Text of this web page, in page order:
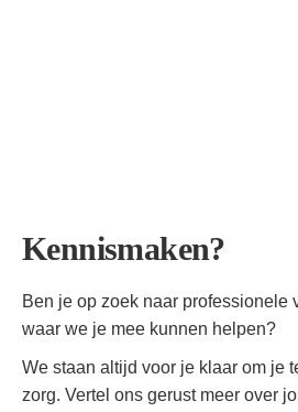
Kennismaken?
Ben je op zoek naar professionele
waar we je mee kunnen helpen?
We staan altijd voor je klaar om je
zorg. Vertel ons gerust meer over